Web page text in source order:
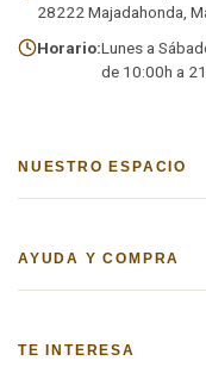
28222 Majadahonda,
Horario:Lunes a
de 10:00h a
NUESTRO ESPACIO
AYUDA Y COMPRA
TE INTERESA